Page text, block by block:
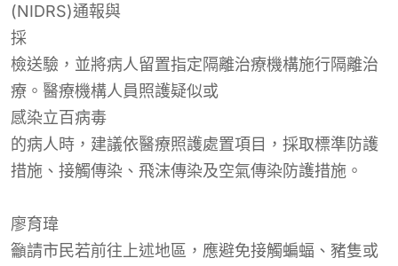
(NIDRS)通報與
採
檢送驗，並將病人留置指定隔離治療機構施行隔離治
療。醫療機構人員照護疑似或
感染立百病毒
的病人時，建議依醫療照護處置項目，採取標準防護
措施、接觸傳染、飛沫傳染及空氣傳染防護措施。
廖育瑋
籲請市民若前往上述地區，應避免接觸蝙蝠、豬隻或